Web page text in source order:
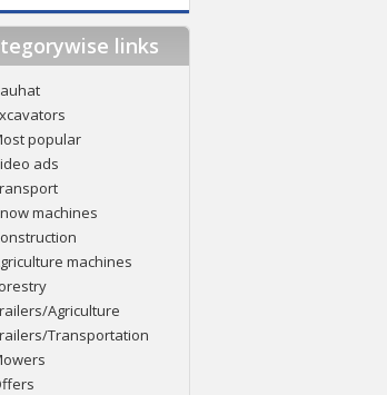
links
popular
ads
machines
machines
Agriculture
Transportation